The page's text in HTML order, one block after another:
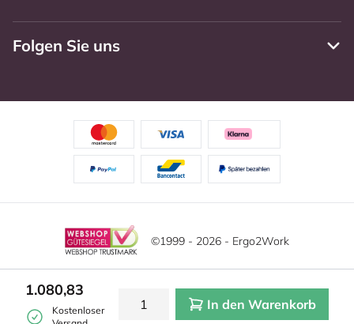
1.080,83
Kostenloser
In den Warenkorb
Folgen Sie uns
©1999 - 2026 - Ergo2Work
Haftungsausschluss
Allgemeine Geschäftsbedingungen
Cookie-Einstellungen